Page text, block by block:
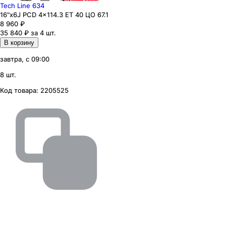
Tech Line 634
16"x6J PCD 4x114.3 ЕТ 40 ЦО 67.1
8 960 ₽
35 840 ₽ за 4 шт.
В корзину
завтра, с 09:00
8 шт.
Код товара: 2205525